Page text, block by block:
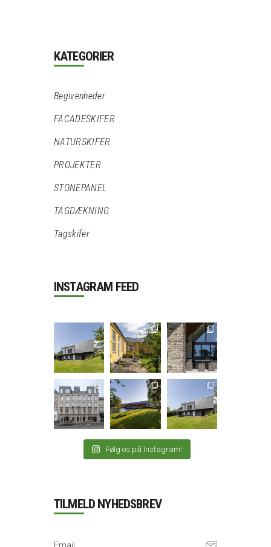
KATEGORIER
Begivenheder
FACADESKIFER
NATURSKIFER
PROJEKTER
STONEPANEL
TAGDÆKNING
Tagskifer
INSTAGRAM FEED
Følg os på Instagram!
TILMELD NYHEDSBREV